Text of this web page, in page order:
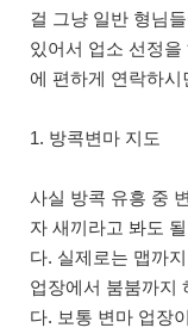
걸 그냥 일반 형님
있어서 업소 선정
에 편하게 연락하시
1. 방콕변마 지도
사실 방콕 유흥 중
자 새끼라고 봐도
다. 실제로는 맵까
업장에서 붐붐까지
다. 보통 변마 업장